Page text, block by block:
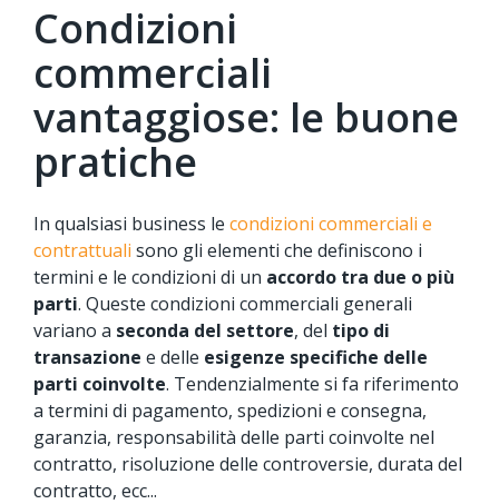
Condizioni
commerciali
vantaggiose: le buone
pratiche
In qualsiasi business le condizioni commerciali e
contrattuali sono gli elementi che definiscono i
termini e le condizioni di un accordo tra due o più
parti. Queste condizioni commerciali generali
variano a seconda del settore, del tipo di
transazione e delle esigenze specifiche delle
parti coinvolte. Tendenzialmente si fa riferimento
a termini di pagamento, spedizioni e consegna,
garanzia, responsabilità delle parti coinvolte nel
contratto, risoluzione delle controversie, durata del
contratto, ecc...